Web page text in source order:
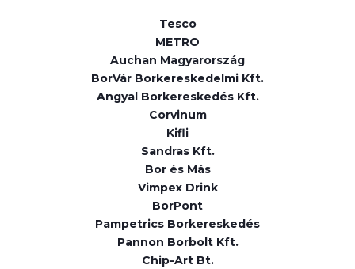
Tesco
METRO
Auchan Magyarország
BorVár Borkereskedelmi Kft.
Angyal Borkereskedés Kft.
Corvinum
Kifli
Sandras Kft.
Bor és Más
Vimpex Drink
BorPont
Pampetrics Borkereskedés
Pannon Borbolt Kft.
Chip-Art Bt.